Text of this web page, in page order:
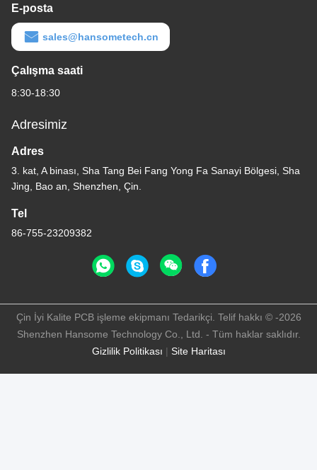
E-posta
sales@hansometech.cn
Çalışma saati
8:30-18:30
Adresimiz
Adres
3. kat, A binası, Sha Tang Bei Fang Yong Fa Sanayi Bölgesi, Sha
Jing, Bao an, Shenzhen, Çin.
Tel
86-755-23209382
Gizlilik Politikası | Site Haritası
Çin İyi Kalite PCB işleme ekipmanı Tedarikçi. Telif hakkı © -2026
Shenzhen Hansome Technology Co., Ltd. - Tüm haklar saklıdır.